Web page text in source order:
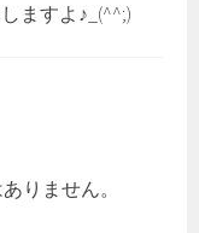
ますよ♪_(^^;)ゞ
りません。